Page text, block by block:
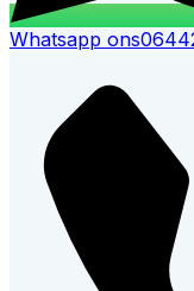
Whatsapp ons